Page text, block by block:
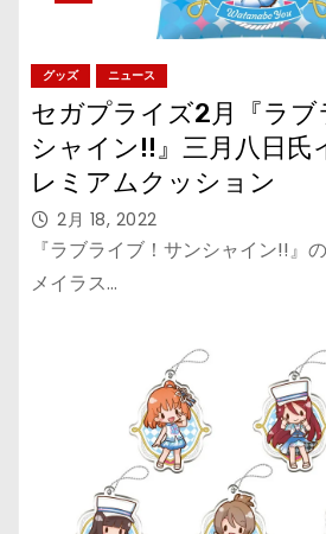
グッズ ニュース
セガプライズ2月『ラブ
シャイン!!』三月八日氏
レミアムクッション
2月 18, 2022
『ラブライブ！サンシャイン!!』
メイラス…